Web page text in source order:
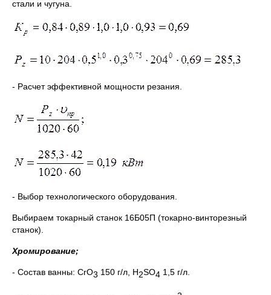
стали и чугуна.
- Расчет эффективной мощности резания.
- Выбор технологического оборудования.
Выбираем токарный станок 16Б05П (токарно-винторезный
станок).
Хромирование;
- Состав ванны: CrO3 150 г/л, Н2SO4 1,5 г/л.